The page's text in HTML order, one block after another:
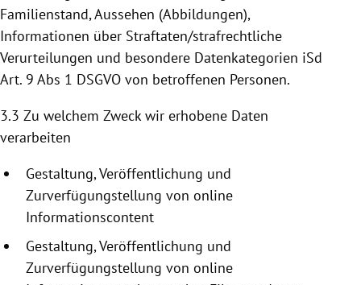
Familienstand, Aussehen (Abbildungen),
Informationen über Straftaten/strafrechtliche
Verurteilungen und besondere Datenkategorien iSd
Art. 9 Abs 1 DSGVO von betroffenen Personen.
3.3 Zu welchem Zweck wir erhobene Daten
verarbeiten
Gestaltung, Veröffentlichung und
Zurverfügungstellung von online
Informationscontent
Gestaltung, Veröffentlichung und
Zurverfügungstellung von online